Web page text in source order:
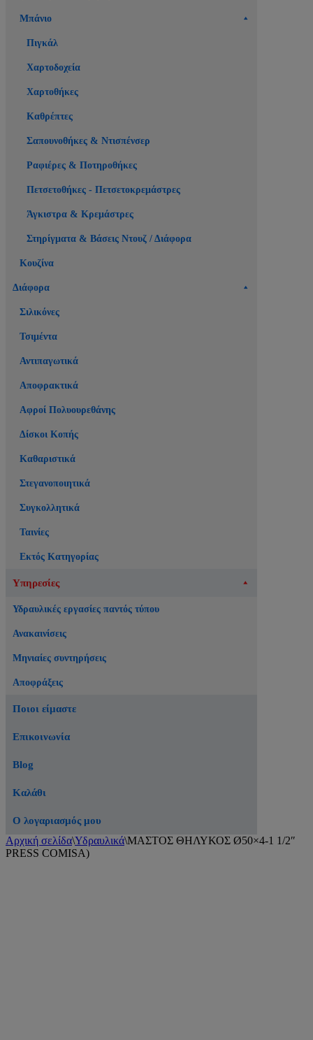
Μπάνιο
Πιγκάλ
Χαρτοδοχεία
Χαρτοθήκες
Καθρέπτες
Σαπουνοθήκες & Ντισπένσερ
Ραφιέρες & Ποτηροθήκες
Πετσετοθήκες - Πετσετοκρεμάστρες
Άγκιστρα & Κρεμάστρες
Στηρίγματα & Βάσεις Ντουζ / Διάφορα
Κουζίνα
Διάφορα
Σιλικόνες
Τσιμέντα
Αντιπαγωτικά
Αποφρακτικά
Αφροί Πολυουρεθάνης
Δίσκοι Κοπής
Καθαριστικά
Στεγανοποιητικά
Συγκολλητικά
Ταινίες
Εκτός Κατηγορίας
Υπηρεσίες
Υδραυλικές εργασίες παντός τύπου
Ανακαινίσεις
Μηνιαίες συντηρήσεις
Αποφράξεις
Ποιοι είμαστε
Επικοινωνία
Blog
Καλάθι
Ο λογαριασμός μου
Αρχική σελίδα\Υδραυλικά\ΜΑΣΤΟΣ ΘΗΛΥΚΟΣ Ø50×4-1 1/2″
PRESS COMISA)